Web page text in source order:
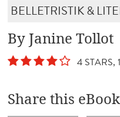
BELLETRISTIK &
By Janine Tollot
4 STARS,
Share this